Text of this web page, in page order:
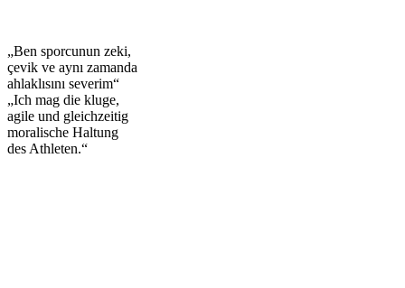
„Ben sporcunun zeki,
çevik ve aynı zamanda
ahlaklısını severim“
„Ich mag die kluge,
agile und gleichzeitig
moralische Haltung
des Athleten.“